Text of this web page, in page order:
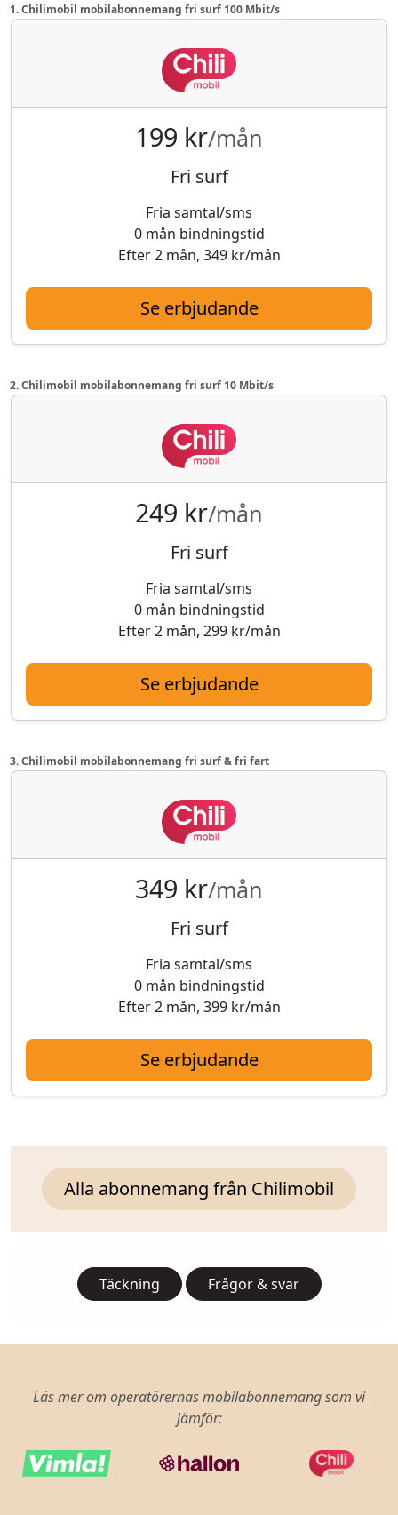
1. Chilimobil mobilabonnemang fri surf 100 Mbit/s
199 kr/mån
Fri surf
Fria samtal/sms
0 mån bindningstid
Efter 2 mån, 349 kr/mån
Se erbjudande
2. Chilimobil mobilabonnemang fri surf 10 Mbit/s
249 kr/mån
Fri surf
Fria samtal/sms
0 mån bindningstid
Efter 2 mån, 299 kr/mån
Se erbjudande
3. Chilimobil mobilabonnemang fri surf & fri fart
349 kr/mån
Fri surf
Fria samtal/sms
0 mån bindningstid
Efter 2 mån, 399 kr/mån
Se erbjudande
Alla abonnemang från Chilimobil
Täckning Frågor & svar
Läs mer om operatörernas mobilabonnemang som vi
jämför: